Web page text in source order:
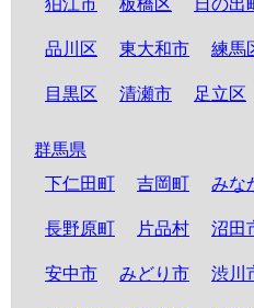
狛江市 板橋区 日の出町
品川区 東大和市 練馬
目黒区 清瀬市 足立区
群馬県
下仁田町
吉岡町 みな
長野原町 片品村 沼田
安中市 みどり市 渋川